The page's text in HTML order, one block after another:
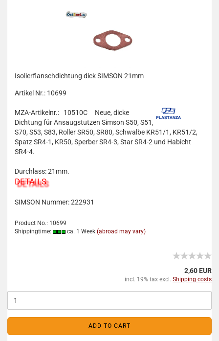
Isolierflanschdichtung dick SIMSON 21mm
Artikel Nr.: 10699
MZA-Artikelnr.: 10510C
Neue, dicke
Dichtung für Ansaugstutzen Simson S50, S51,
S70, S53, S83, Roller SR50, SR80, Schwalbe KR51/1, KR51/2,
Spatz SR4-1, KR50, Sperber SR4-3, Star SR4-2 und Habicht
SR4-4.
Durchlass: 21mm.
DETAILS
SIMSON Nummer: 222931
Product No.: 10699
Shippingtime:
ca. 1 Week (abroad may vary)
2,60 EUR
incl. 19% tax excl. Shipping costs
ADD TO CART